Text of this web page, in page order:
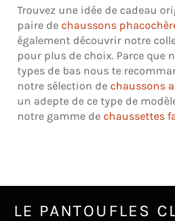
Trouvez une idée de cadeau
paire de chaussons
également découvrir notre
pour plus de choix. Parce que
types de bas nous te
notre sélection de chaussons
un adepte de ce type de
notre gamme de chaussettes
LE PANTOUFLES